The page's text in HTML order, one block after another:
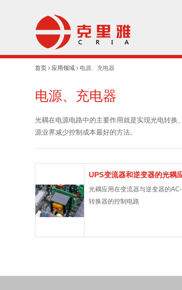
首页 应用领域 电源、充电器
电源、充电器
光耦在电源电路中的主要作用就是实现光电转
源业界减少控制成本最好的方法。
UPS变流器和逆变器的光耦
光耦应用在变流器与逆变器的
转换器的控制电路